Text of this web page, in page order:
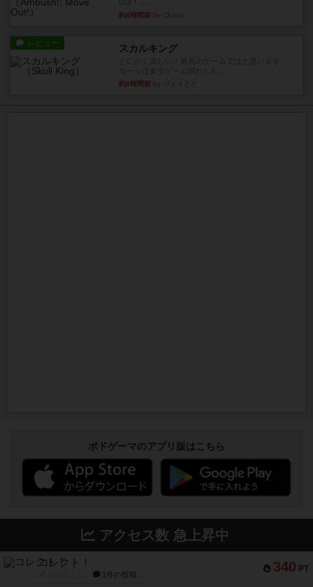
約8時間前 by Chaco
レビュー スカルキング
約8時間前 by ジェイとと
ボドゲーマのアプリ版はこちら
アクセス数 急上昇中
340 PT
コレクト！
1件の投稿